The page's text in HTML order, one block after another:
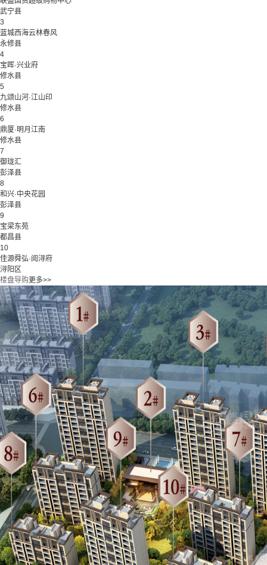
武宁县
3
蓝城西海云林春风
永修县
4
宝晖·兴业府
修水县
5
九颂山河·江山印
修水县
6
鼎厦·明月江南
修水县
7
御珑汇
彭泽县
8
和兴·中央花园
彭泽县
9
宝梁东苑
都昌县
10
佳源舜弘·阅浔府
浔阳区
楼盘导购更多>>